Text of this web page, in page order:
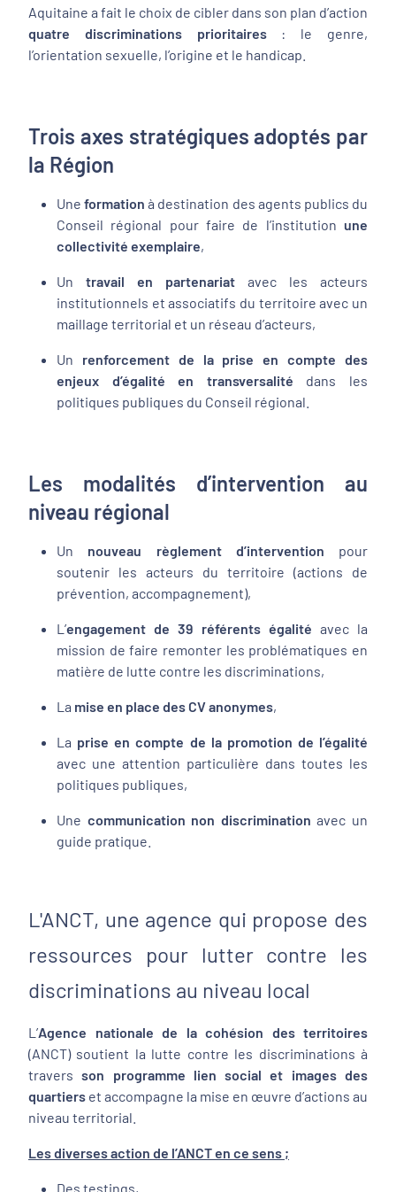
Aquitaine a fait le choix de cibler dans son plan d’action
quatre discriminations prioritaires: le genre,
l’orientation sexuelle, l’origine et le handicap.
Trois axes stratégiques adoptés par
la Région
Uneformationà destination des agents publics du
Conseil régional pour faire de l’institution une
collectivité exemplaire,
Un travail en partenariat avec les acteurs
institutionnels et associatifs du territoire avec un
maillage territorial et un réseau d’acteurs,
Un renforcement de la prise en compte des
enjeux d’égalité en transversalité dans les
politiques publiques du Conseil régional.
Les modalités d’intervention au
niveau régional
Un nouveau règlement d’intervention pour
soutenir les acteurs du territoire (actions de
prévention, accompagnement),
L’engagement de 39 référents égalité avec la
mission de faire remonter les problématiques en
matière de lutte contre les discriminations,
La mise en place des CV anonymes,
La prise en compte de la promotion de l’égalité
avec une attention particulière dans toutes les
politiques publiques,
Une communication non discrimination avec un
guide pratique.
L'ANCT, une agence qui propose des
ressources pour lutter contre les
discriminations au niveau local
L’Agence nationale de la cohésion des territoires
(ANCT) soutient la lutte contre les discriminations à
traversson programme lien social et images des
quartiers et accompagne la mise en œuvre d’actions au
niveau territorial.
Les diverses action de l’ANCT en ce sens ;
Des testings,